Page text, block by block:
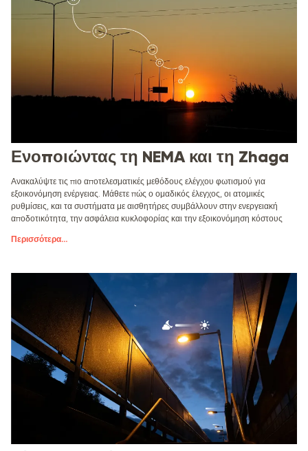
Ενοποιώντας τη NEMA και τη Zhaga
Ανακαλύψτε τις πιο αποτελεσματικές μεθόδους ελέγχου φωτισμού για
εξοικονόμηση ενέργειας. Μάθετε πώς ο ομαδικός έλεγχος, οι ατομικές
ρυθμίσεις, και τα συστήματα με αισθητήρες συμβάλλουν στην ενεργειακή
αποδοτικότητα, την ασφάλεια κυκλοφορίας και την εξοικονόμηση κόστους
Περισσότερα...